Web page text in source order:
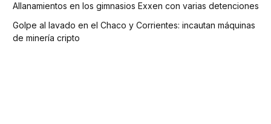
Allanamientos en los gimnasios Exxen con varias detenciones
Golpe al lavado en el Chaco y Corrientes: incautan máquinas
de minería cripto